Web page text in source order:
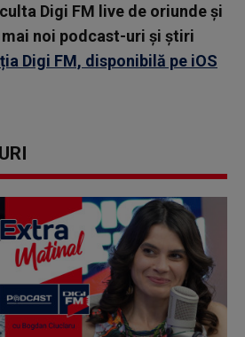
Digi FM live de oriunde și
noi podcast-uri și știri
Digi FM, disponibilă pe iOS